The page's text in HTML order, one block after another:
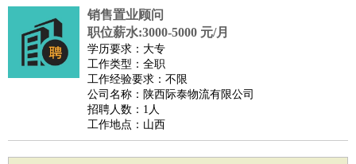
销售置业顾问
职位薪水:3000-5000 元/月
学历要求：大专
工作类型：全职
工作经验要求：不限
公司名称：陕西际泰物流有限公司
招聘人数：1人
工作地点：山西